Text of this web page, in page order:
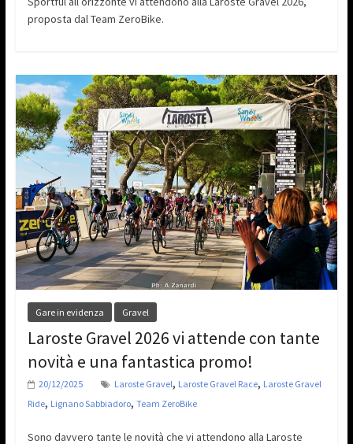
proposta dal Team ZeroBike.
Gare in evidenza Gravel
Laroste Gravel 2026 vi attende con tante
novità e una fantastica promo!
20/12/2025 Laroste Gravel, Laroste Gravel Race, Laroste Gravel
Ride, Lignano Sabbiadoro, Team ZeroBike
Sono davvero tante le novità che vi attendono alla Laroste